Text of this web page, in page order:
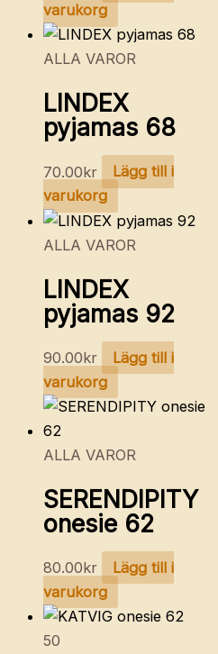
varukorg
ALLA VAROR
LINDEX
pyjamas 68
70.00kr
Lägg till i
varukorg
ALLA VAROR
LINDEX
pyjamas 92
90.00kr
Lägg till i
varukorg
ALLA VAROR
SERENDIPITY
onesie 62
80.00kr
Lägg till i
varukorg
50